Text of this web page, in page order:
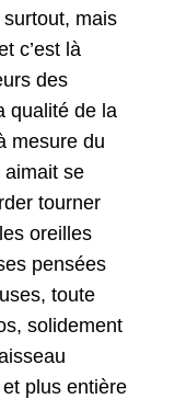
mais
c’est là
des
qual­ité de la
mesure du
aimait se
tourn­er
oreilles
pen­sées
toute
solide­ment
plus entière